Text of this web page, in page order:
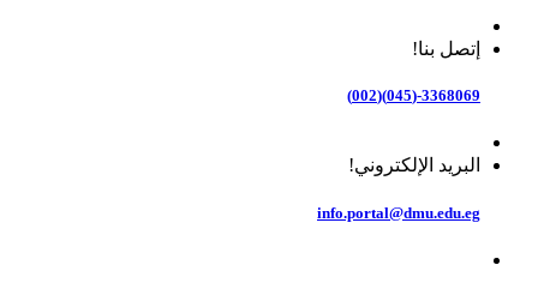
إتصل بنا!
3368069-(045)(002)
البريد الإلكتروني!
info.portal@dmu.edu.eg